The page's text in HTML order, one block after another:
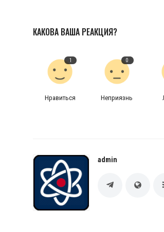
КАКОВА ВАША РЕАКЦИЯ?
1
Нравиться
0
Неприязнь
admin